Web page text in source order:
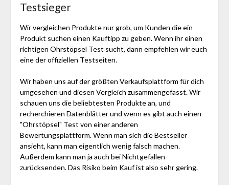
Testsieger
Wir vergleichen Produkte nur grob, um Kunden die ein
Produkt suchen einen Kauftipp zu geben. Wenn ihr einen
richtigen Ohrstöpsel Test sucht, dann empfehlen wir euch
eine der offiziellen Testseiten.
Wir haben uns auf der größten Verkaufsplattform für dich
umgesehen und diesen Vergleich zusammengefasst. Wir
schauen uns die beliebtesten Produkte an, und
recherchieren Datenblätter und wenn es gibt auch einen
"Ohrstöpsel" Test von einer anderen
Bewertungsplattform. Wenn man sich die Bestseller
ansieht, kann man eigentlich wenig falsch machen.
Außerdem kann man ja auch bei Nichtgefallen
zurücksenden. Das Risiko beim Kauf ist also sehr gering.